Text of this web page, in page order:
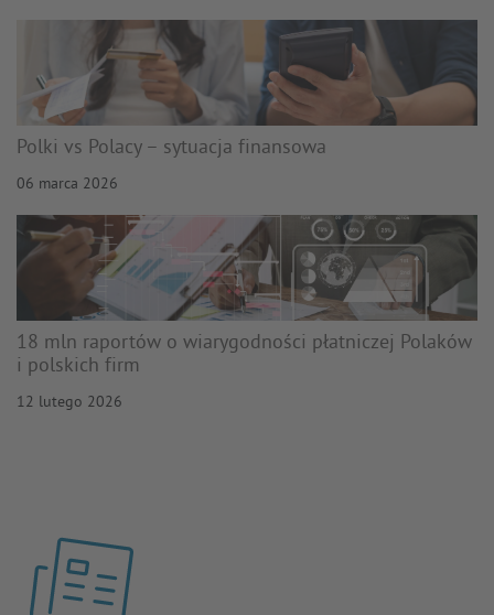
Polki vs Polacy – sytuacja finansowa
06 marca 2026
18 mln raportów o wiarygodności płatniczej Polaków
i polskich firm
12 lutego 2026